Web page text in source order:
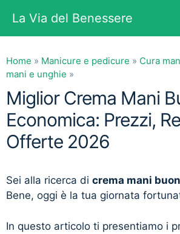
contenuto
La Via del Benessere
Home » Manicure e pedicure » Cura
mani e unghie »
Miglior Crema Mani
Economica: Prezzi,
Offerte 2026
Sei alla ricerca di crema mani
Bene, oggi è la tua giornata
In questo articolo ti presentiamo i